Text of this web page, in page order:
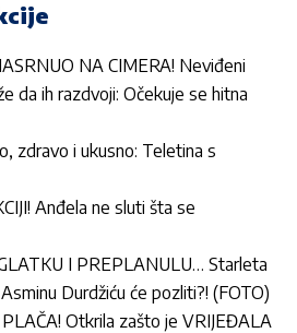
NA CIMERA! Neviđeni
da ih razdvoji: Očekuje se hitna
zdravo i ukusno: Teletina s
Anđela ne sluti šta se
I PREPLANULU… Starleta
Durdžiću će pozliti?! (FOTO)
Otkrila zašto je VRIJEĐALA